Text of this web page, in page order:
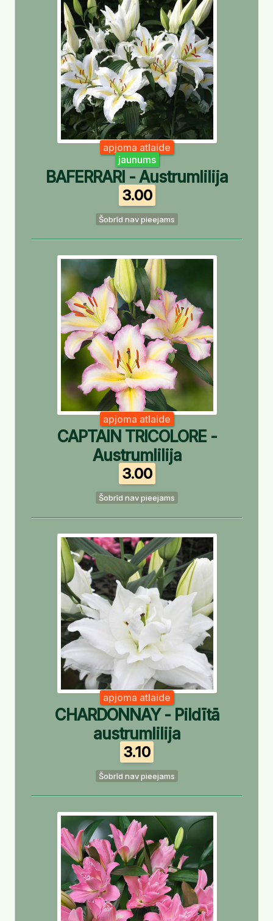
apjoma atlaide
jaunums
BAFERRARI - Austrumlilija
3.00
Šobrīd nav pieejams
apjoma atlaide
CAPTAIN TRICOLORE -
Austrumlilija
3.00
Šobrīd nav pieejams
apjoma atlaide
CHARDONNAY - Pildītā
austrumlilija
3.10
Šobrīd nav pieejams